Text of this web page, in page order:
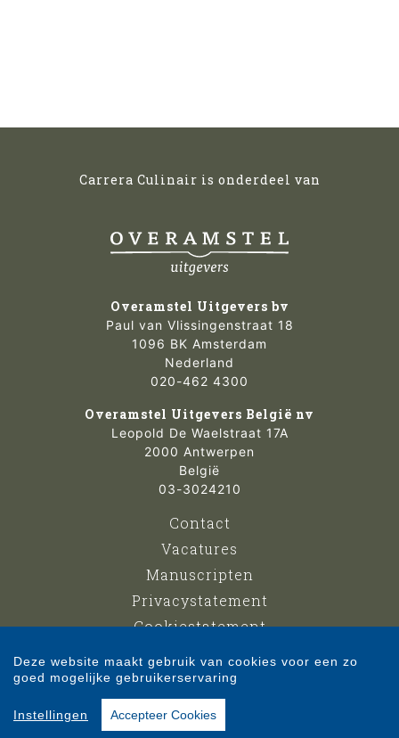
Carrera Culinair is onderdeel van
Overamstel Uitgevers bv
Paul van Vlissingenstraat 18
1096 BK Amsterdam
Nederland
020-462 4300
Overamstel Uitgevers België nv
Leopold De Waelstraat 17A
2000 Antwerpen
België
03-3024210
Contact
Vacatures
Manuscripten
Privacystatement
Cookiestatement
Copyright © 2007-2026 Overamstel Uitgevers - Alle rechten voorbehouden -
Ontwerp door
Deze website maakt gebruik van cookies voor een zo
goed mogelijke gebruikerservaring
Instellingen Accepteer Cookies